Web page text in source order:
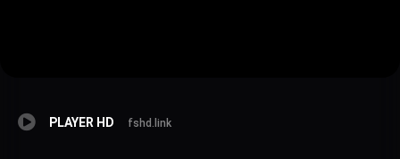
PLAYER HD fshd.link